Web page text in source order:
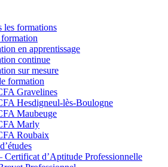
les formations
en apprentissage
continue
sur mesure
formation
Gravelines
Hesdigneul-lès-Boulogne
Maubeuge
Marly
Roubaix
Certificat d’Aptitude Professionnelle